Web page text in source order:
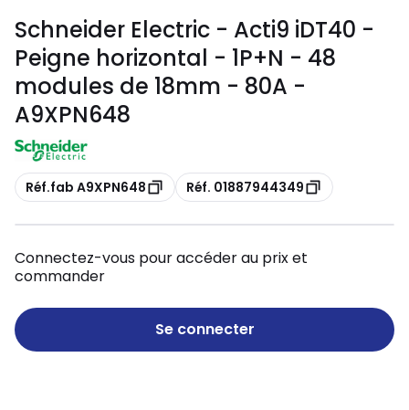
Schneider Electric - Acti9 iDT40 -
Peigne horizontal - 1P+N - 48
modules de 18mm - 80A -
A9XPN648
Copie
Réf.fab A9XPN648 Copie
Réf. 01887944349
Connectez-vous pour accéder au prix et
commander
Se connecter